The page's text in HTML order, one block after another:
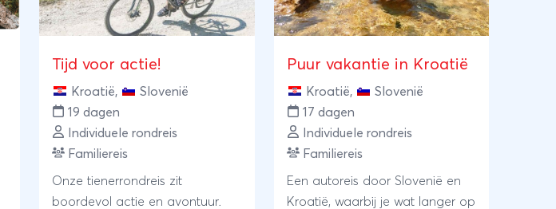
Tijd voor actie!
Kroatië,
Slovenië
19 dagen
Individuele rondreis
Familiereis
Onze tienerrondreis zit
boordevol actie en avontuur.
Puur vakantie in Kroatië
Kroatië,
Slovenië
17 dagen
Individuele rondreis
Familiereis
Een autoreis door Slovenië en
Kroatië, waarbij je wat langer op